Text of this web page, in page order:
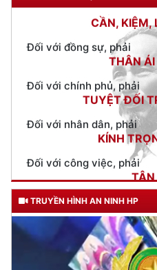
THÂN
Đối với chính phủ, phải
TUYỆT ĐỐI
Đối với nhân dân, phải
KÍNH
Đối với công việc, phải
Đối với địch, phải
CƯƠNG
Trích thư Chủ
ngày 11
TRUYỀN HÌNH AN NINH HP